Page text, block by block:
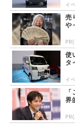
イ
売
や
使
タ
イ
界